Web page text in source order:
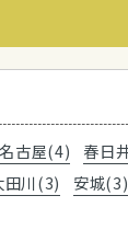
名古屋(4)
春日
田川(3)
安城(3)